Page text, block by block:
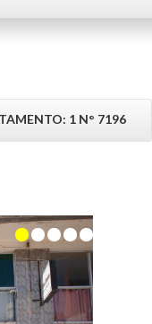
1 N° 7196